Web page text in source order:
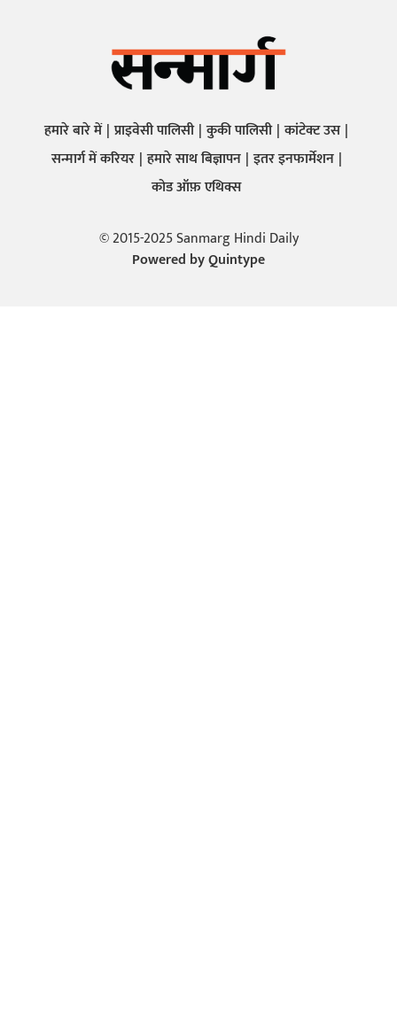
हमारे बारे में प्राइवेसी पालिसी कुकी पालिसी कांटेक्ट उस
सन्मार्ग में करियर हमारे साथ बिज्ञापन इतर इनफार्मेशन
कोड ऑफ़ एथिक्स
© 2015-2025 Sanmarg Hindi Daily
Powered byQuintype